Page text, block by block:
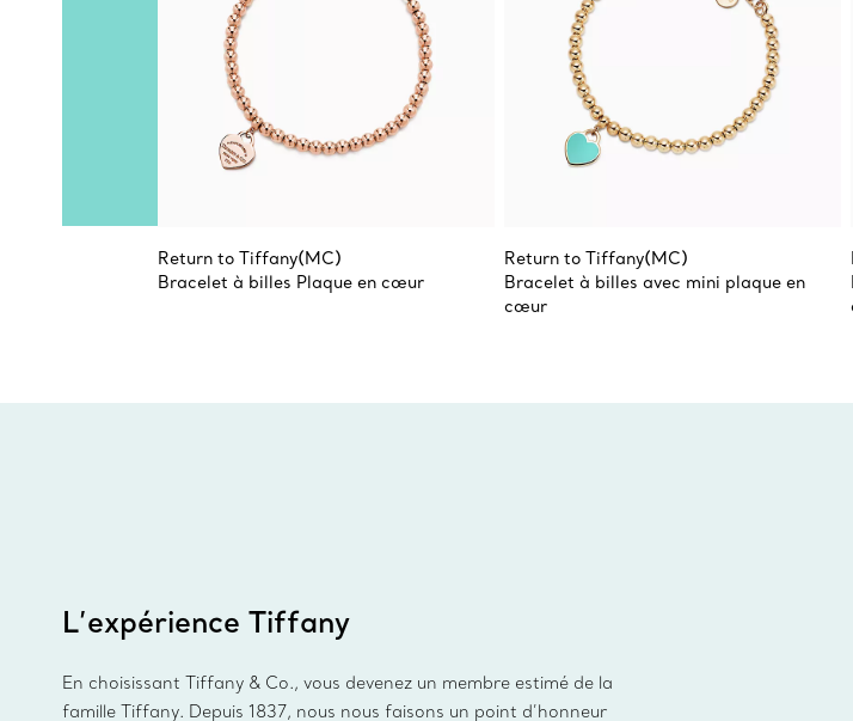
Return to Tiffany(MC)
Bracelet à billes Plaque en cœur
Return to Tiffany(MC)
Bracelet à billes avec mini plaque en
cœur
L’expérience Tiffany
En choisissant Tiffany & Co., vous devenez un membre estimé de la
famille Tiffany. Depuis 1837, nous nous faisons un point d’honneur